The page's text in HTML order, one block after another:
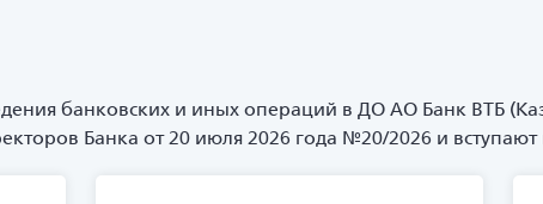
банковских и иных операций в ДО АО Банк ВТБ
Банка от 20 июля 2026 года №20/2026 и вступают в